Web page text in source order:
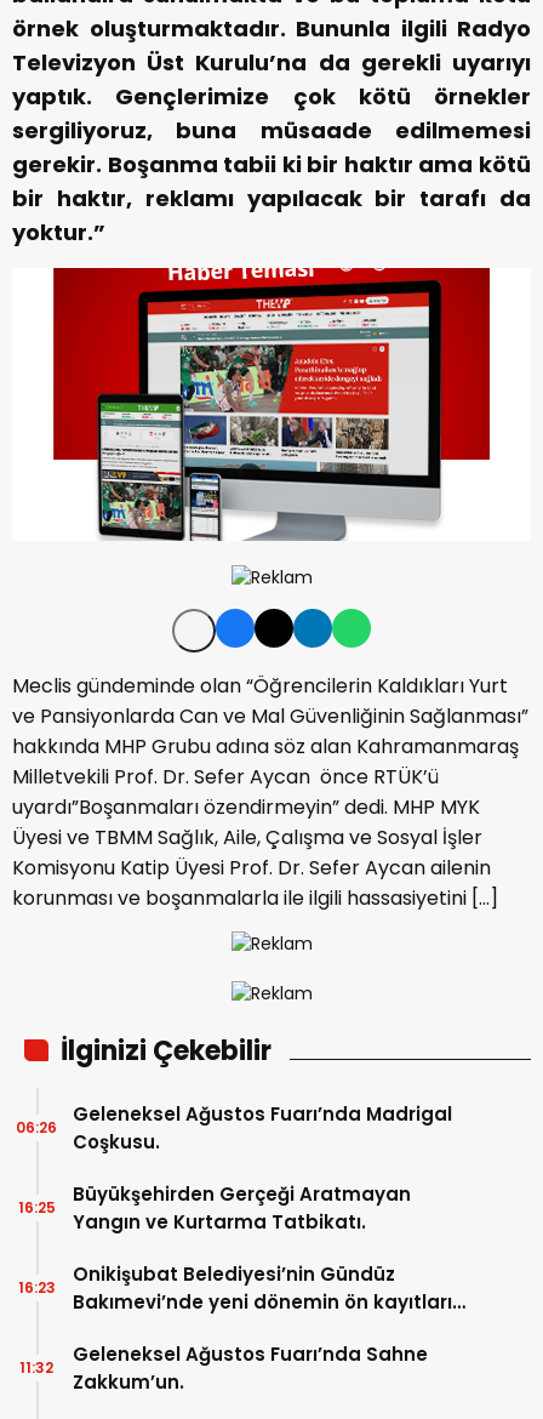
örnek oluşturmaktadır. Bununla ilgili Radyo
Televizyon Üst Kurulu’na da gerekli uyarıyı
yaptık. Gençlerimize çok kötü örnekler
sergiliyoruz, buna müsaade edilmemesi
gerekir. Boşanma tabii ki bir haktır ama kötü
bir haktır, reklamı yapılacak bir tarafı da
yoktur.”
Meclis gündeminde olan “Öğrencilerin Kaldıkları Yurt
ve Pansiyonlarda Can ve Mal Güvenliğinin Sağlanması”
hakkında MHP Grubu adına söz alan Kahramanmaraş
Milletvekili Prof. Dr. Sefer Aycan önce RTÜK’ü
uyardı”Boşanmaları özendirmeyin” dedi. MHP MYK
Üyesi ve TBMM Sağlık, Aile, Çalışma ve Sosyal İşler
Komisyonu Katip Üyesi Prof. Dr. Sefer Aycan ailenin
korunması ve boşanmalarla ile ilgili hassasiyetini […]
İlginizi Çekebilir
Geleneksel Ağustos Fuarı’nda Madrigal
Coşkusu.
06:26
Büyükşehirden Gerçeği Aratmayan
Yangın ve Kurtarma Tatbikatı.
16:25
Onikişubat Belediyesi’nin Gündüz
Bakımevi’nde yeni dönemin ön kayıtları
16:23
Geleneksel Ağustos Fuarı’nda Sahne
Zakkum’un.
11:32